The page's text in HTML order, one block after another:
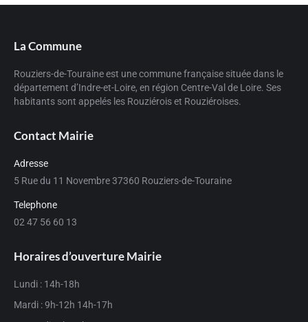
La Commune
Rouziers-de-Touraine est une commune française située dans le
département d’Indre-et-Loire, en région Centre-Val de Loire. Ses
habitants sont appelés les Rouziérois et Rouziéroises.
Contact Mairie
Adresse
5 Rue du 11 Novembre 37360 Rouziers-de-Touraine
Telephone
02 47 56 60 13
Horaires d’ouverture Mairie
Lundi : 14h-18h
Mardi : 9h-12h 14h-17h